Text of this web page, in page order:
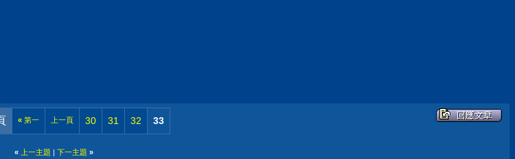
« 第一 上一頁 30 31 32 33
« 上一主題 | 下一主題 »